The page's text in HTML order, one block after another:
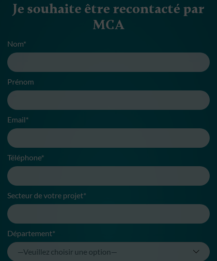
Je souhaite être recontacté par
MCA
Nom*
Prénom
Email*
Téléphone*
Secteur de votre projet*
Département*